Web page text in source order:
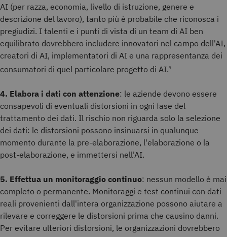
AI (per razza, economia, livello di istruzione, genere e
descrizione del lavoro), tanto più è probabile che riconosca i
pregiudizi. I talenti e i punti di vista di un team di AI ben
equilibrato dovrebbero includere innovatori nel campo dell'AI,
creatori di AI, implementatori di AI e una rappresentanza dei
consumatori di quel particolare progetto di AI.9
4. Elabora i dati con attenzione: le aziende devono essere
consapevoli di eventuali distorsioni in ogni fase del
trattamento dei dati. Il rischio non riguarda solo la selezione
dei dati: le distorsioni possono insinuarsi in qualunque
momento durante la pre-elaborazione, l'elaborazione o la
post-elaborazione, e immettersi nell'AI.
5. Effettua un monitoraggio continuo: nessun modello è mai
completo o permanente. Monitoraggi e test continui con dati
reali provenienti dall'intera organizzazione possono aiutare a
rilevare e correggere le distorsioni prima che causino danni.
Per evitare ulteriori distorsioni, le organizzazioni dovrebbero